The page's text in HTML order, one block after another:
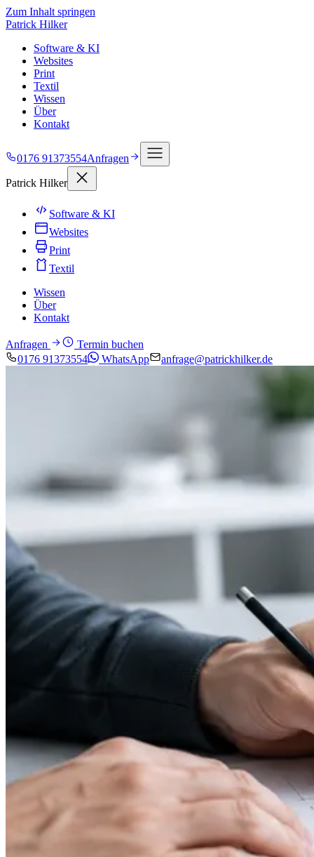
Zum Inhalt springen
Patrick Hilker
Software & KI
Websites
Print
Textil
Wissen
Über
Kontakt
0176 91373554Anfragen
Patrick Hilker
Software & KI
Websites
Print
Textil
Wissen
Über
Kontakt
Anfragen
Termin buchen
0176 91373554
WhatsApp anfrage@patrickhilker.de